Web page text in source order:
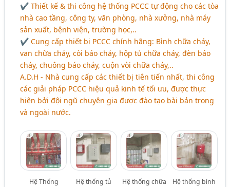
✔ Thiết kế & thi công hệ thống PCCC tự động cho các tòa
nhà cao tầng, công ty, văn phòng, nhà xưởng, nhà máy
sản xuất, bệnh viện, trường học,..
✔ Cung cấp thiết bị PCCC chính hãng: Bình chữa cháy,
van chữa cháy, còi báo cháy, hộp tủ chữa cháy, đèn báo
cháy, chuông báo cháy, cuộn vòi chữa cháy,..
A.D.H - Nhà cung cấp các thiết bị tiên tiến nhất, thi công
các giải pháp PCCC hiệu quả kinh tế tối ưu, được thực
hiện bởi đội ngũ chuyên gia được đào tạo bài bản trong
và ngoài nước.
Hệ Thống
Hệ thống tủ
Hệ thống chữa
Hệ thống bình